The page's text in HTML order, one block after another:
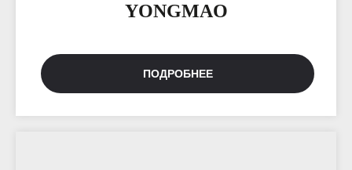
YONGMAO
ПОДРОБНЕЕ